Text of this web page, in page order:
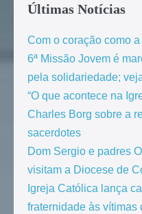
Últimas Notícias
Com o coração como
6ª Missão Jovem é
pela solidariedade;
“O que acontece na
Charles Borg sobre a
sacerdotes
Dom Sergio e padres
visitam a Diocese de
Igreja Católica lança
fraternidade às vítimas